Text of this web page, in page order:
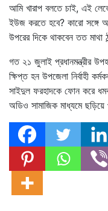
আমি খারাপ বলতে চাই, এই
ইউজ করতে হবে? কারো সঙ্গে
উপরের দিকে থাকবেন তত মাথা
গত ২১ জুলাই প্রধানমন্ত্রীর
ক্ষিপ্ত হন উপজেলা নির্বাহী
সাইদুল ফরহাদকে ফোন করে
অডিও সামাজিক মাধ্যমে